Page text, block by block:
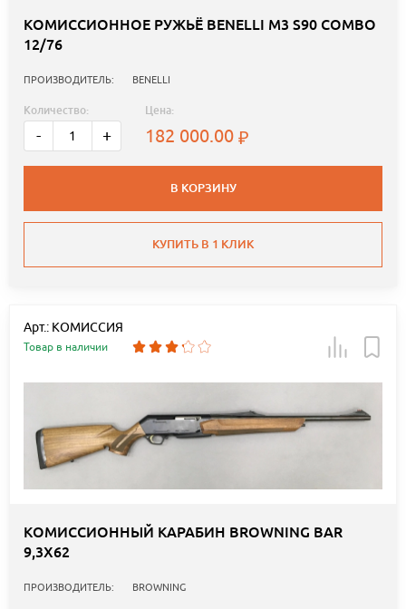
КОМИССИОННОЕ РУЖЬЁ BENELLI М3 S90 COMBO
12/76
ПРОИЗВОДИТЕЛЬ: BENELLI
Количество:
- +
Цена:
182 000.00
В КОРЗИНУ
КУПИТЬ В 1 КЛИК
Арт.: КОМИССИЯ
Товар в наличии
КОМИССИОННЫЙ КАРАБИН BROWNING BAR
9,3X62
ПРОИЗВОДИТЕЛЬ: BROWNING